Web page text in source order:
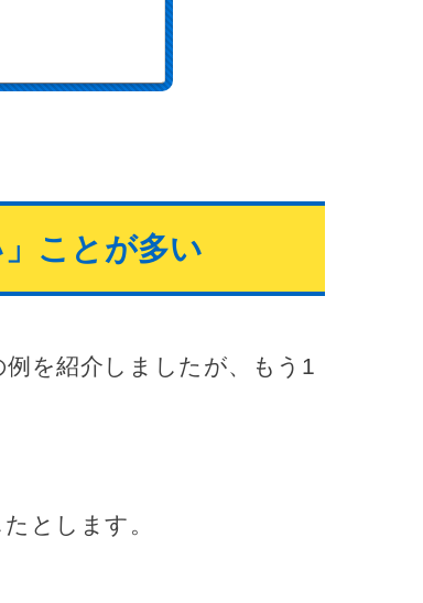
ことが多い
を紹介しましたが、もう1
とします。